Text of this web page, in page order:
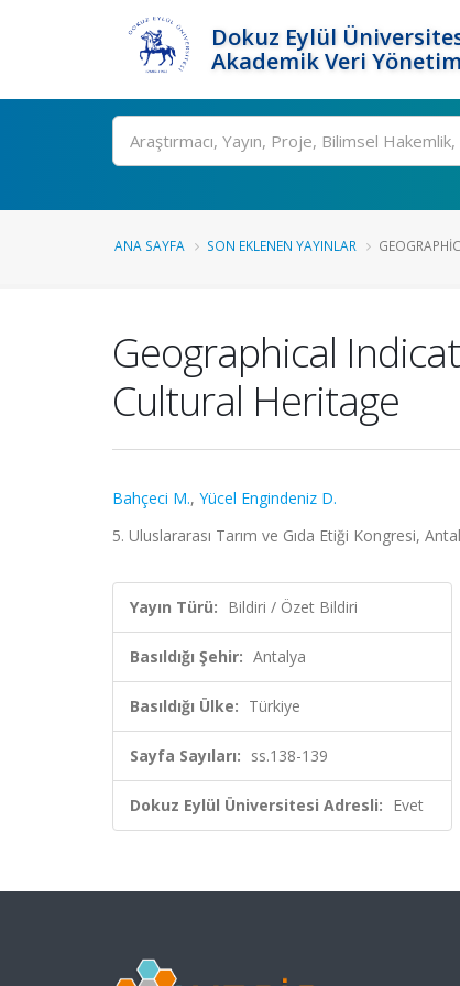
Dokuz Eylül
Akademik Veri
Ara
ANA SAYFA SON EKLENEN YAYINLAR
Geographical
Cultural Heritage
Bahçeci M., Yücel Engindeniz D.
5. Uluslararası Tarım ve Gıda Etiği Kongresi,
Yayın Türü: Bildiri / Özet Bildiri
Basıldığı Şehir: Antalya
Basıldığı Ülke: Türkiye
Sayfa Sayıları: ss.138-139
Dokuz Eylül Üniversitesi Adresli: Evet